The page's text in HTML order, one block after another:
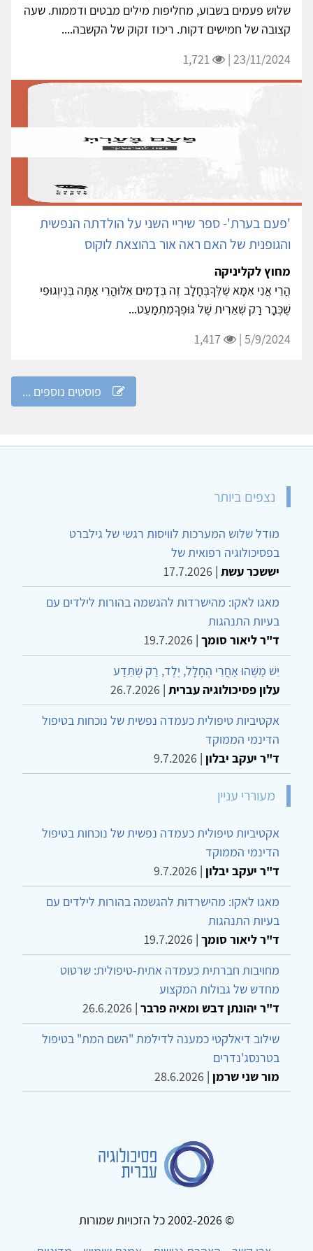
שלוש פעמים בשבוע, מחליפות מילים מבטים ודממות. שעה
קצובה של חמישים דקות. ריכוז זקוק של הקשבה....
23/11/2024 |
'פעם בערת'- ספר שיריי השני על הולדתה הנפשית
והגופנית של האם ראה אור בהוצאת לוקוס
מחוץ לקליניקה
הֲרֵי אֲנִי אִמָּא שֶׁלְּךָבְּחָלָב זֶה בְּדָמִים אֵלּוּהֲרֵי אַתָּה בְּנִיוְגוּפִי
שֶׁכְּבָר רַק שְׁאֵרִית שֶׁל גּוּפְךָמִתְמַעֵט...
5/9/2024 |
פוסטים נוספים ...
נצפים ביותר
מודל שלוש המערכות לוויסות רגשי של גילברט
בפסיכולוגיה רפואית של
יששכר עשת |
17.7.2026
מאגו לאקו: מהישרדות להגשמה בהורות לילדים עם
בעיות התנהגות
ד"ר ליאור סומך |
19.7.2026
יֵשׁ מַשֶּׁהוּ אַחֲרֵי הֶחָלָל, יֶלֶד, רַק שֶׁתֵּדַע
עלון פסיכולוגיה עברית |
26.7.2026
אקטיביות טיפולית כעמדה נפשית של נוכחות בטיפול
הדינמי הממוקד
ד"ר יעקב יבלון |
9.7.2026
מעוררי עניין
אקטיביות טיפולית כעמדה נפשית של נוכחות בטיפול
הדינמי הממוקד
ד"ר יעקב יבלון |
9.7.2026
מאגו לאקו: מהישרדות להגשמה בהורות לילדים עם
בעיות התנהגות
ד"ר ליאור סומך |
19.7.2026
מחויבות חברתית כעמדה אתית-טיפולית: שרטוט
מחדש של גבולות המקצוע
ד"ר יהונתן דבש ומאיה פרבר |
26.6.2026
שילוב דיאלקטי כמענה לדילמת "השם המת" בטיפול
בטרנסג'נדרים
מור שני שרמן |
28.6.2026
© 2002-2026 כל הזכויות שמורות